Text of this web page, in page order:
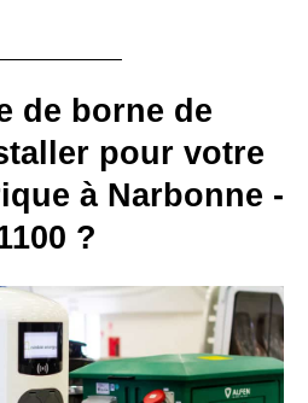
de borne de
pour votre
à Narbonne -
?